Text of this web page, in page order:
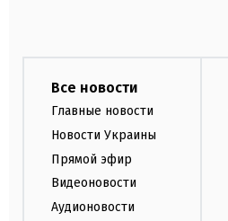
Все новости
Главные новости
Новости Украины
Прямой эфир
Видеоновости
Аудионовости